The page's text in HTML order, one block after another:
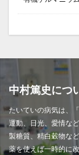
中村篤史につ
たいていの病気は、
運動、日光、愛情な
製糖質、精白穀物な
薬を使えば一時的に